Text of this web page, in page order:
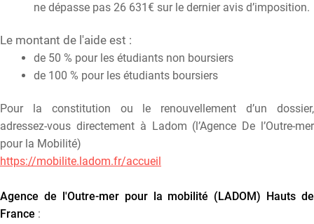
ne dépasse pas 26 631€ sur le dernier avis d’imposition.
Le montant de l'aide est :
de 50 % pour les étudiants non boursiers
de 100 % pour les étudiants boursiers
Pour la constitution ou le renouvellement d’un dossier,
adressez-vous directement à Ladom (l’Agence De l’Outre-mer
pour la Mobilité)
https://mobilite.ladom.fr/accueil
Agence de l'Outre-mer pour la mobilité (LADOM) Hauts de
France :